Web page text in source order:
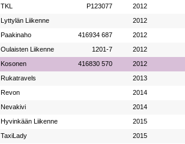
TKL P123077 2012
Lyttylän Liikenne 2012
Paakinaho 416934 687 2012
Oulaisten Liikenne 1201-7 2012
Kosonen 416830 570 2012
Rukatravels 2013
Revon 2014
Nevakivi 2014
Hyvinkään Liikenne 2015
TaxiLady 2015